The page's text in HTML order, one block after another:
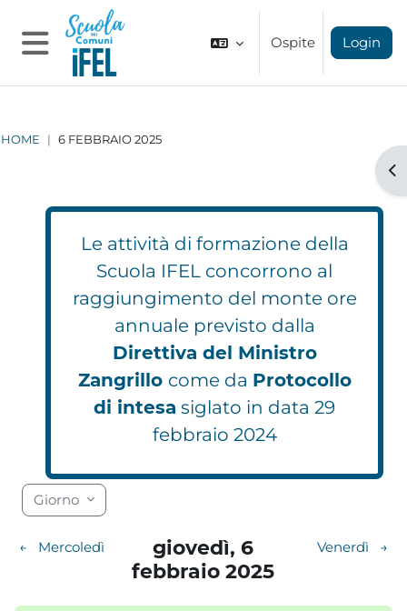
Vai al contenuto principale
Pannello laterale
Ospite Login
HOME 6 FEBBRAIO 2025
Le attività di formazione della
Scuola IFEL concorrono al
raggiungimento del monte ore
annuale previsto dalla
Direttiva del Ministro
Zangrillo come da Protocollo
di intesa siglato in data 29
febbraio 2024
Blocchi
Blocchi
Blocchi
Blocchi
Blocchi
Blocchi
Blocchi
Blocchi
Blocchi
Blocchi
Blocchi
Blocchi
Blocchi
Blocchi
Blocchi
Blocchi
Blocchi
Blocchi
Giorno
← Mercoledì
giovedì, 6
febbraio 2025
Venerdì →